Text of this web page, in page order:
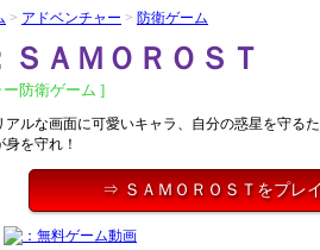
> アドベンチャー > 防衛ゲーム
ＡＭＯＲＯＳＴ
防衛ゲーム ]
アルな画面に可愛いキャラ、自分の惑星を守る
身を守れ！
⇒ ＳＡＭＯＲＯＳＴをプレ